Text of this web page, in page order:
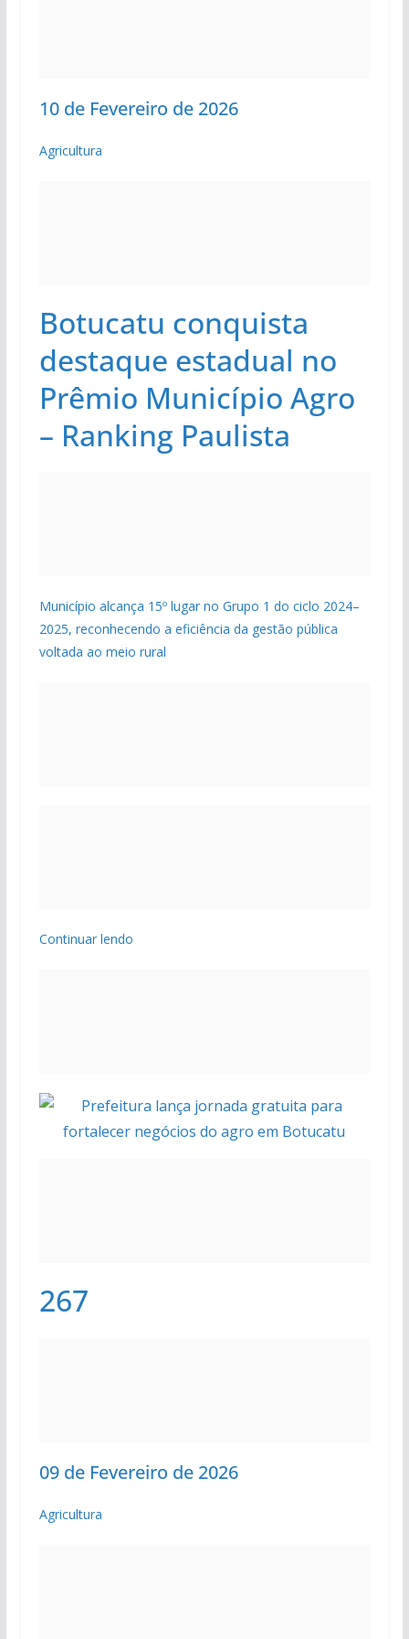
10 de Fevereiro de 2026
Agricultura
Botucatu conquista
destaque estadual no
Prêmio Município Agro
– Ranking Paulista
Município alcança 15º lugar no Grupo 1 do ciclo 2024–
2025, reconhecendo a eficiência da gestão pública
voltada ao meio rural
Continuar lendo
267
09 de Fevereiro de 2026
Agricultura